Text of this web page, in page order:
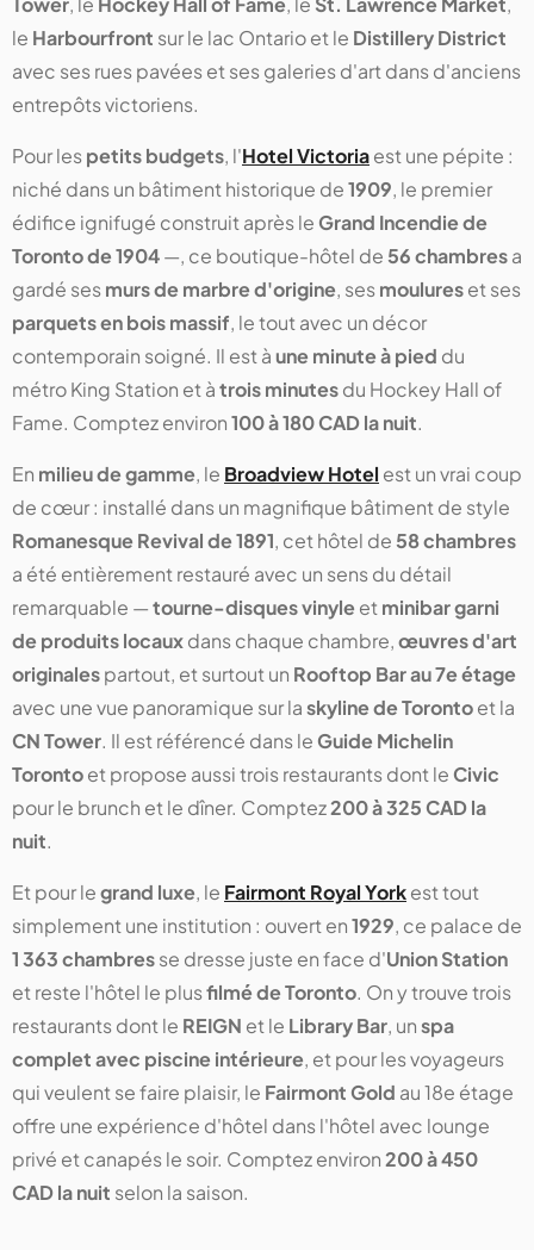
le Harbourfront sur le lac Ontario et le Distillery District
avec ses rues pavées et ses galeries d'art dans d'anciens
entrepôts victoriens.
Pour lespetits budgets, l'Hotel Victoriaest une pépite :
niché dans un bâtiment historique de1909, le premier
édifice ignifugé construit après le Grand Incendie de
Toronto de 1904—, ce boutique-hôtel de56 chambresa
gardé sesmurs de marbre d'origine, sesmoulureset ses
parquets en bois massif, le tout avec un décor
contemporain soigné. Il est àune minute à pied du
métro King Station et àtrois minutesdu Hockey Hall of
Fame. Comptez environ100 à 180 CAD la nuit.
En milieu de gamme, le Broadview Hotel est un vrai coup
de cœur : installé dans un magnifique bâtiment de style
Romanesque Revival de 1891, cet hôtel de58 chambres
a été entièrement restauré avec un sens du détail
remarquable —tourne-disques vinyleetminibar garni
de produits locauxdans chaque chambre,œuvres d'art
originalespartout, et surtout un Rooftop Bar au 7e étage
avec une vue panoramique sur laskyline de Torontoet la
CN Tower. Il est référencé dans le Guide Michelin
Torontoet propose aussi trois restaurants dont le Civic
pour le brunch et le dîner. Comptez200 à 325 CAD la
nuit.
Et pour legrand luxe, le Fairmont Royal Yorkest tout
simplement une institution : ouvert en1929, ce palace de
1 363 chambresse dresse juste en face d'Union Station
et reste l'hôtel le plusfilmé de Toronto. On y trouve trois
restaurants dont le REIGN et le Library Bar, unspa
complet avec piscine intérieure, et pour les voyageurs
qui veulent se faire plaisir, le Fairmont Gold au 18e étage
offre une expérience d'hôtel dans l'hôtel avec lounge
privé et canapés le soir. Comptez environ200 à 450
CAD la nuit selon la saison.